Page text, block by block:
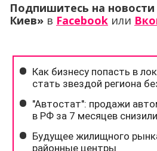
Подпишитесь на новости
Киев» в Facebook или